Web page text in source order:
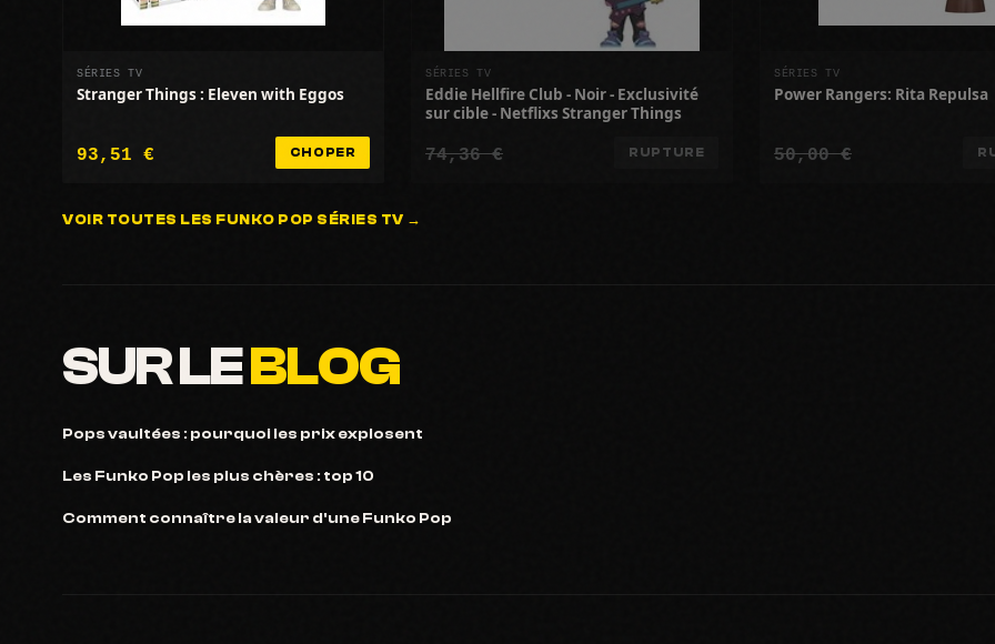
SÉRIES TV
Stranger Things : Eleven with Eggos
93,51 € CHOPER
SÉRIES TV
Eddie Hellfire Club - Noir - Exclusivité
sur cible - Netflixs Stranger Things
74,36 € RUPTURE
SÉRIES TV
Power Rangers: Rita Repulsa
50,00 €
VOIR TOUTES LES FUNKO POP SÉRIES TV →
SUR LEBLOG
Pops vaultées : pourquoi les prix explosent
Les Funko Pop les plus chères : top 10
Comment connaître la valeur d'une Funko Pop